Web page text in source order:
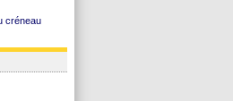
créneau